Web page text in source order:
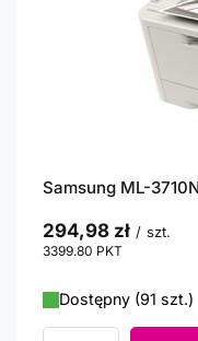
Samsung ML-
294,98 zł / szt.
3399.80 PKT
Dostępny (91 szt.)